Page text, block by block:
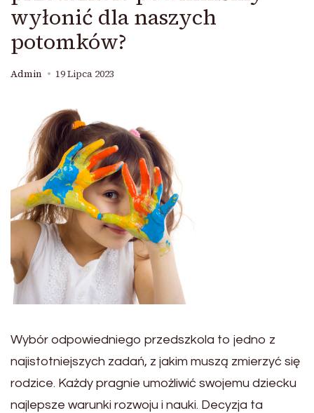
wyłonić dla naszych
potomków?
Admin 19 Lipca 2023
Wybór odpowiedniego przedszkola to jedno z
najistotniejszych zadań, z jakim muszą zmierzyć się
rodzice. Każdy pragnie umożliwić swojemu dziecku
najlepsze warunki rozwoju i nauki. Decyzja ta